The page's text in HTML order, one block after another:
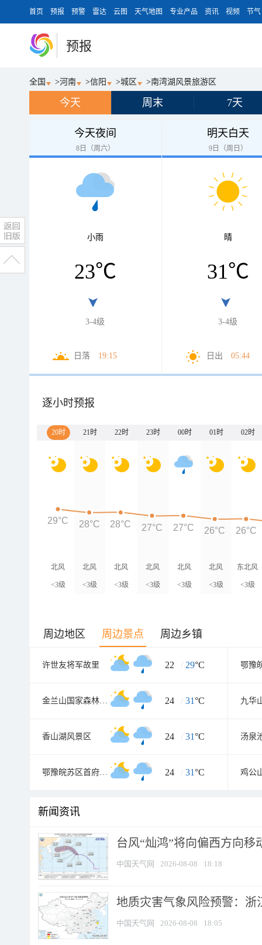
首页 预报 预警 雷达 云图 天气地图 专业产品 资讯 视频 节气
预报
全国 >河南 >信阳 >城区 >南湾湖风景旅游区
今天 周末 7天
今天夜间
8日（周六）
小雨
23℃
3-4级
日落 19:15
明天白天
9日（周日）
晴
31℃
3-4级
日出 05:44
逐小时预报
20时 21时 22时 23时 00时 01时 02时
北风
<3级
北风
<3级
北风
<3级
北风
<3级
北风
<3级
北风
<3级
东北风
<3级
29°C 28°C 28°C 27°C 27°C 26°C 26°C
周边地区 周边景点 周边乡镇
许世友将军故里 22 / 29°C
金兰山国家森林公园 24 / 31°C 九华
香山湖风景区 24 / 31°C 汤泉
鄂豫皖苏区首府烈士陵园 24 / 31°C
新闻资讯
台风“灿鸿”将向偏西方向移
中国天气网 2026-08-08 18:18
地质灾害气象风险预警：
中国天气网 2026-08-08 18:05